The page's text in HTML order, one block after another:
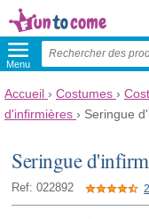
Menu
Accueil › Costumes ›
d'infirmières › Seringue
Seringue
Ref: 022892